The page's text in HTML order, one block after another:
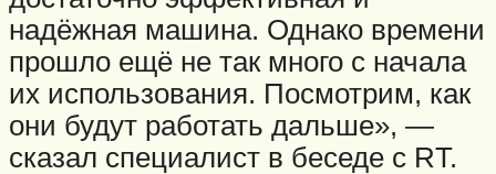
надёжная машина. Однако времени
прошло ещё не так много с начала
их использования. Посмотрим, как
они будут работать дальше», —
сказал специалист в беседе с RT.